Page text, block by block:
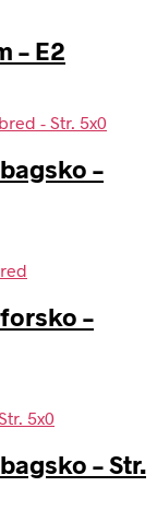
– E2
–
–
– Str.